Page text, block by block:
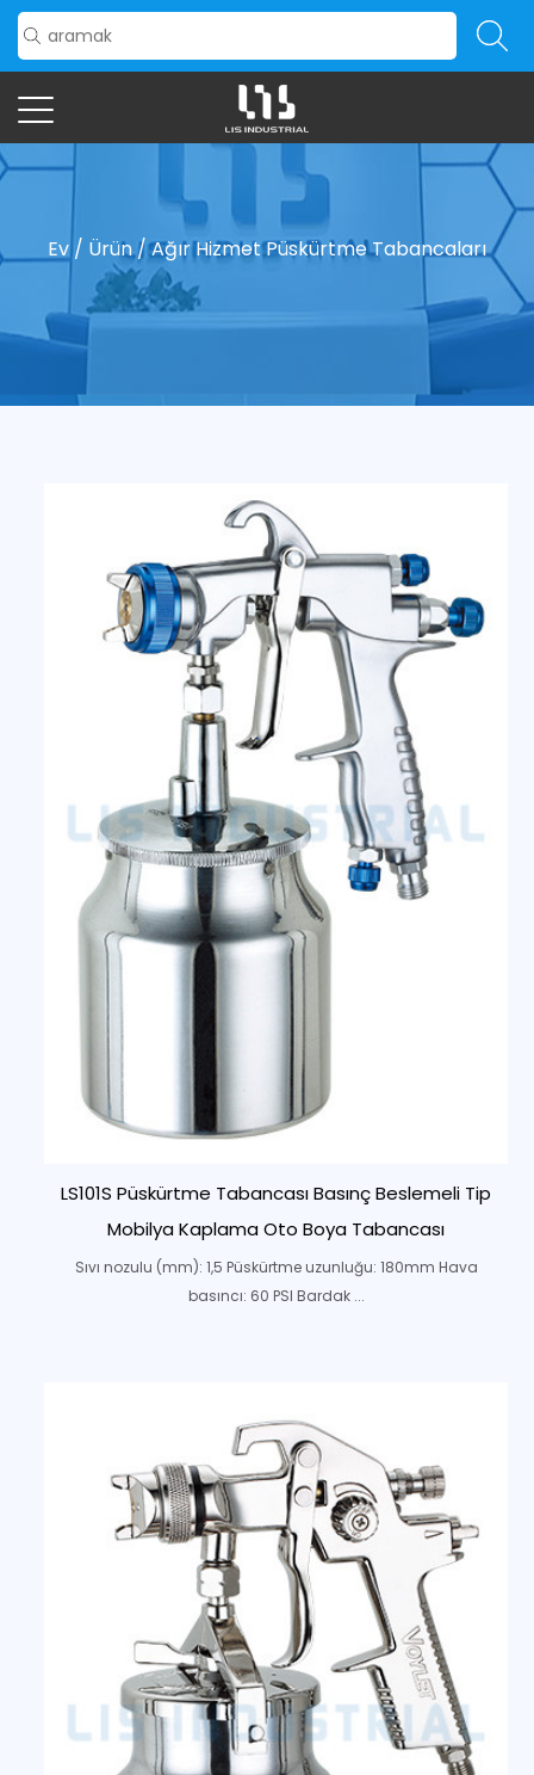
Ev / Ürün/Ağır Hizmet Püskürtme Tabancaları
LS101S Püskürtme Tabancası Basınç Beslemeli Tip
Mobilya Kaplama Oto Boya Tabancası
Sıvı nozulu (mm): 1,5 Püskürtme uzunluğu: 180mm Hava
basıncı: 60 PSI Bardak ...